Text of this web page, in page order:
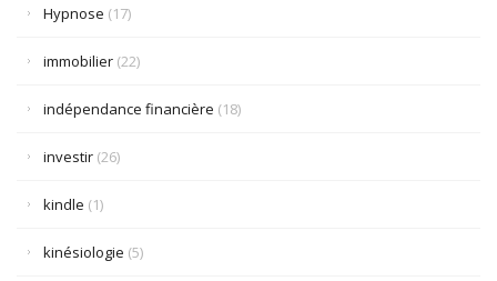
Hypnose (17)
immobilier (22)
indépendance financière (18)
investir (26)
kindle (1)
kinésiologie (5)